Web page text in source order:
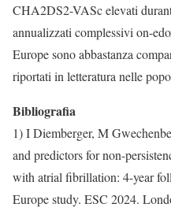
CHA2DS2-VASc elevati
annualizzati complessivi on-
Europe sono abbastanza
riportati in letteratura nelle
Bibliografia
1) I Diemberger, M
and predictors for non-
with atrial fibrillation: 4-year
Europe study. ESC 2024.